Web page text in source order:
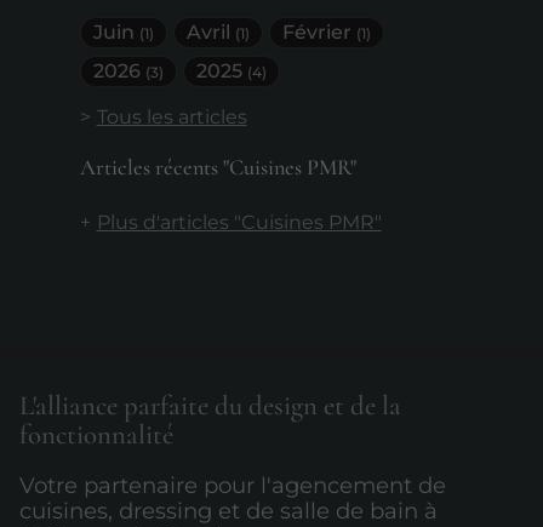
Juin (1) Avril (1) Février (1)
2026 (3) 2025 (4)
Tous les articles
Articles récents "Cuisines PMR"
Plus d'articles "Cuisines PMR"
L'alliance parfaite du design et de la
fonctionnalité
Votre partenaire pour l'agencement de
cuisines, dressing et de salle de bain à